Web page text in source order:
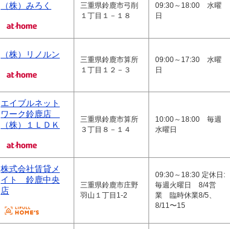
（株）みろく
三重県鈴鹿市弓削
１丁目１－１８
09:30～18:00 水曜
日
（株）リノルン
三重県鈴鹿市算所
１丁目１２－３
09:00～17:30 水曜
日
エイブルネット
ワーク鈴鹿店
（株）１ＬＤＫ
三重県鈴鹿市算所
３丁目８－１４
10:00～18:00 毎週
水曜日
株式会社賃貸メ
イト 鈴鹿中央
店
三重県鈴鹿市庄野
羽山１丁目1-2
09:30～18:30 定休日:
毎週火曜日 8/4営
業 臨時休業8/5、
8/11〜15